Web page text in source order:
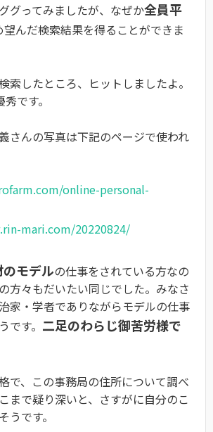
グってみましたが、なぜか全員平
望んだ検索結果を得ることができま
索したところ、ヒットしましたよ。
です。
さんの写真は下記のページで使われ
online-personal-
mari.com/20220824/
モデルの仕事をされている方なの
方々もだいたい同じでした。みなさ
家・学者でありながらモデルの仕事
です。 二足のわらじ御苦労様で
で、この事務局の住所について調べ
まで疑り深いと、さすがに自分のこ
うです。